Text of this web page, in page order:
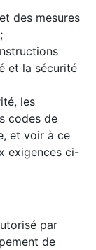
des mesures
et la sécurité
les
codes de
et voir à ce
exigences ci-
par
de